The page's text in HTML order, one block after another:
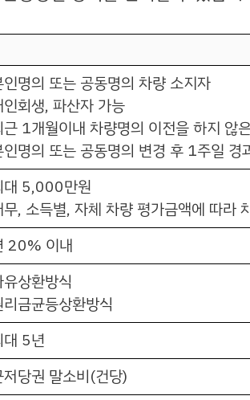
인명의 또는 공동명의 차량 소지자
인회생, 파산자 가능
근 1개월이내 차량명의 이전을 하지 않
인명의 또는 공동명의 변경 후 1주일 경
대 5,000만원
, 소득별, 자체 차량 평가금액에 따라
20% 이내
상환방식
금균등상환방식
대 5년
저당권 말소비(건당)